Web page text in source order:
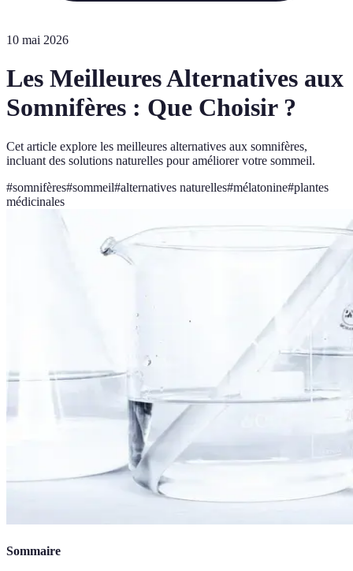
10 mai 2026
Les Meilleures Alternatives aux
Somnifères : Que Choisir ?
Cet article explore les meilleures alternatives aux somnifères,
incluant des solutions naturelles pour améliorer votre sommeil.
#somnifères#sommeil#alternatives naturelles#mélatonine#plantes
médicinales
Sommaire